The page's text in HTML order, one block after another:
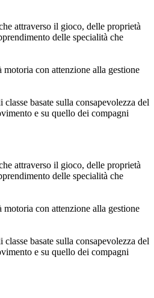
attraverso il gioco, delle proprietà
delle specialità che
con attenzione alla gestione
basate sulla consapevolezza del
e su quello dei compagni
attraverso il gioco, delle proprietà
delle specialità che
con attenzione alla gestione
basate sulla consapevolezza del
e su quello dei compagni